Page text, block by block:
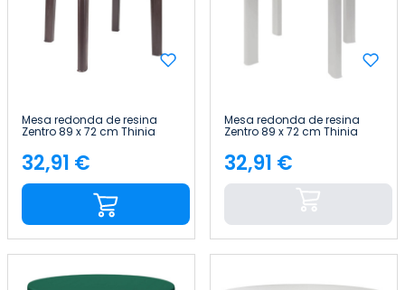
Mesa redonda de resina
Zentro 89 x 72 cm Thinia
Preço
32,91 €
Mesa redonda de resina
Zentro 89 x 72 cm Thinia
Preço
32,91 €